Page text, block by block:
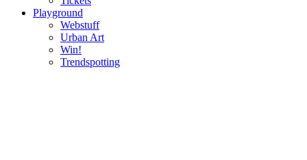
Playground
Webstuff
Urban Art
Win!
Trendspotting